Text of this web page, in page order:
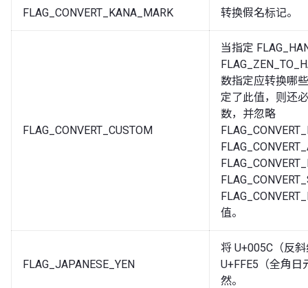
FLAG_CONVERT_KANA_MARK 转换假名标记。
FLAG_CONVERT_CUSTOM
当指定
数指定应转换哪
定了此值，则还
数，并忽略
值。
FLAG_JAPANESE_YEN
将 U+005C（反
U+FFE5（全角
然。